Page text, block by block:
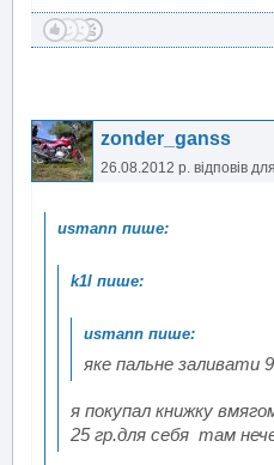
zonder_ganss
26.08.2012 р. відповів для
яке пальне заливати
я покупал книжку
25 гр.для себя там